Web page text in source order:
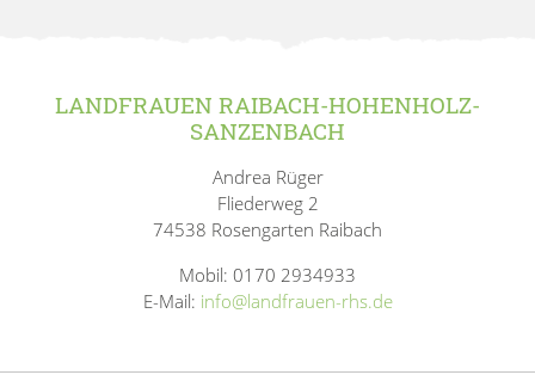
LANDFRAUEN RAIBACH-HOHENHOLZ-
SANZENBACH
Andrea Rüger
Fliederweg 2
74538 Rosengarten Raibach
Mobil: 0170 2934933
E-Mail: info@landfrauen-rhs.de